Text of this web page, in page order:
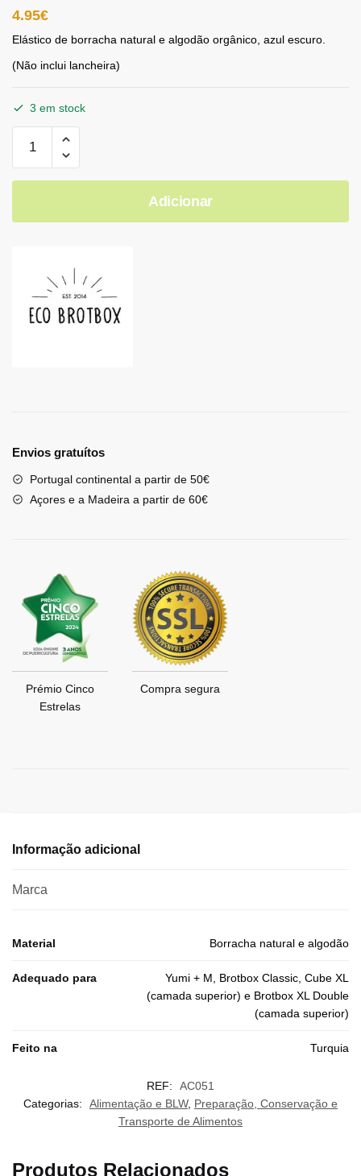
4.95€
Elástico de borracha natural e algodão orgânico, azul escuro.
(Não inclui lancheira)
3 em stock
Adicionar
Envios gratuítos
Portugal continental a partir de 50€
Açores e a Madeira a partir de 60€
Prémio Cinco
Estrelas
Compra segura
Informação adicional
Marca
Material Borracha natural e algodão
Adequado para
Yumi + M, Brotbox Classic, Cube XL
(camada superior) e Brotbox XL Double
(camada superior)
Feito na Turquia
REF:
AC051
Categorias:
Alimentação e BLW, Preparação, Conservação e
Transporte de Alimentos
Produtos Relacionados